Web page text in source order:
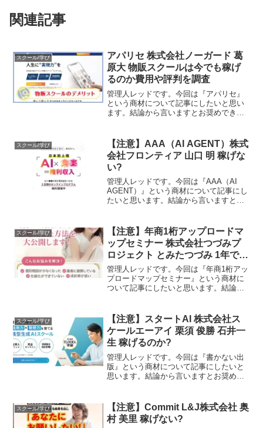
関連記事
スクール/学び
アパリセ 株式会社ノーガード 葛
原大 物販スクールは今でも稼げ
るのか費用や評判を調査
管理人レッドです。今回は『アパリセ』
という商材について記事にしたいと思い
ます。結論から言いますとお奨めできる
基づく表示会社名株式会社ノーガード代
表取締役葛原 大所在地〒...
スクール/学び
【注意】AAA（AI AGENT）株式
会社フロンティア 山口 明 稼げな
い?
管理人レッドです。今回は『AAA（AI
AGENT）』という商材について記事にし
たいと思います。結論から言いますとお
商取引法に基づく表示事業者名株式会社
フロンティア運営...
スクール/学び
【注意】年商1桁アップロードマ
ップセミナー 株式会社つづみプ
ロジェクト とみたつづみ 1年で億
超えを実現する方法 冨田鼓にな
るの?
管理人レッドです。今回は『年商1桁アッ
プロードマップセミナー』という商材に
ついて記事にしたいと思います。結論か
思います。特定商取引法に基づく表示販
売事業者株式会社つづみ...
スクール/学び
【注意】スタートAI 株式会社ス
ケールエーアイ 栗須 俊勝 石井一
生 稼げるのか?
管理人レッドです。今回は『書かない出
版』という商材について記事にしたいと
思います。結論から言いますとお奨めで
法に基づく表示販売事業者株式会社スケ
ールエーアイ運営統括責任...
スクール/学び
【注意】Commit L&J株式会社 奥
村 美里 稼げない?